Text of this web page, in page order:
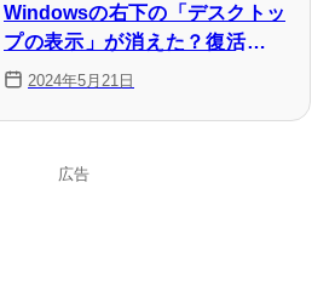
Windowsの右下の「デスクトッ
プの表示」が消えた？復活方法
を徹底解説！
2024年5月21日
広告